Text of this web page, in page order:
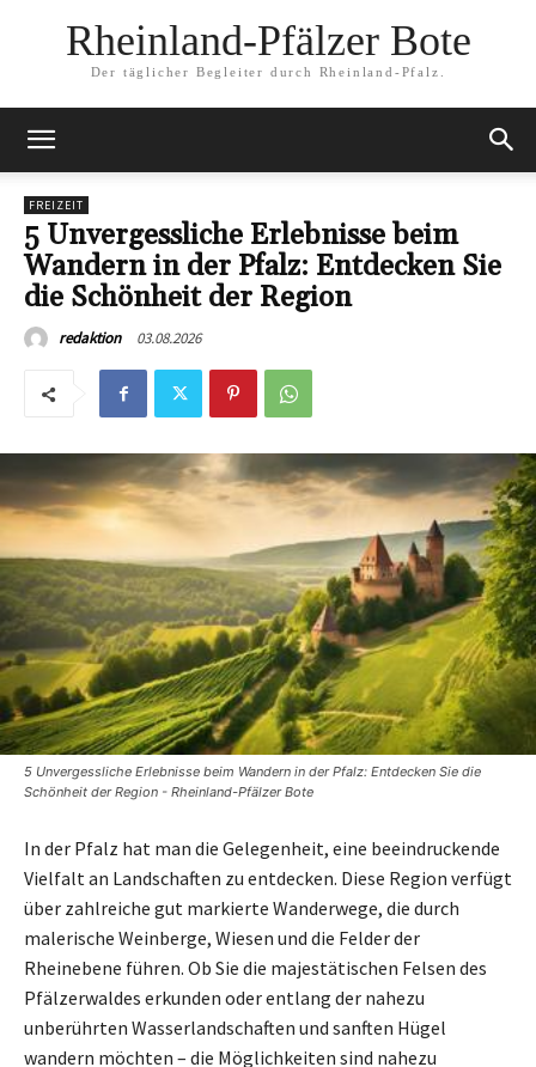
Rheinland-Pfälzer Bote
Der täglicher Begleiter durch Rheinland-Pfalz.
FREIZEIT
5 Unvergessliche Erlebnisse beim
Wandern in der Pfalz: Entdecken Sie
die Schönheit der Region
redaktion 03.08.2026
5 Unvergessliche Erlebnisse beim Wandern in der Pfalz: Entdecken Sie die
Schönheit der Region - Rheinland-Pfälzer Bote
In der Pfalz hat man die Gelegenheit, eine beeindruckende
Vielfalt an Landschaften zu entdecken. Diese Region verfügt
über zahlreiche gut markierte Wanderwege, die durch
malerische Weinberge, Wiesen und die Felder der
Rheinebene führen. Ob Sie die majestätischen Felsen des
Pfälzerwaldes erkunden oder entlang der nahezu
unberührten Wasserlandschaften und sanften Hügel
wandern möchten – die Möglichkeiten sind nahezu